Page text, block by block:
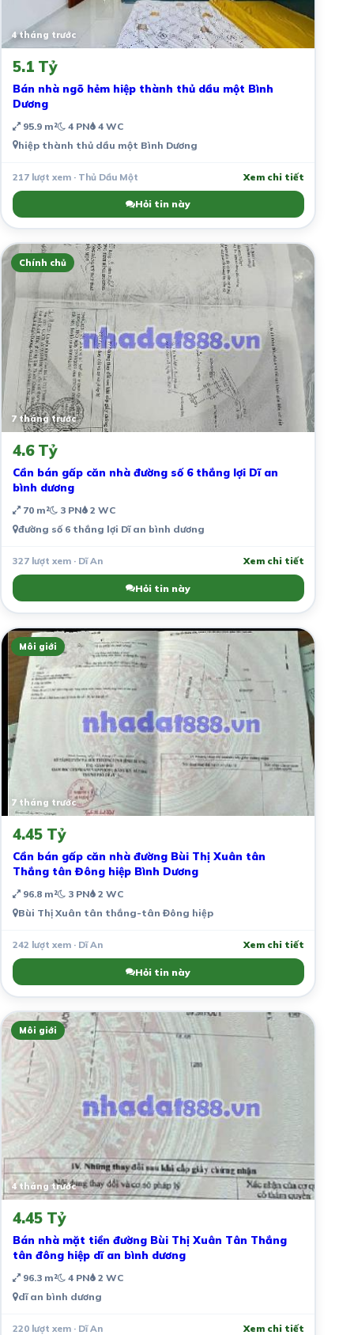
4 tháng trước
5.1 Tỷ
Bán nhà ngõ hẻm hiệp thành thủ dầu một Bình
Dương
95.9 m² 4 PN 4 WC
hiệp thành thủ dầu một Bình Dương
217 lượt xem · Thủ Dầu Một Xem chi tiết
Hỏi tin này
Chính chủ
7 tháng trước
4.6 Tỷ
Cần bán gấp căn nhà đường số 6 thắng lợi Dĩ an
bình dương
70 m² 3 PN 2 WC
đường số 6 thắng lợi Dĩ an bình dương
327 lượt xem · Dĩ An Xem chi tiết
Hỏi tin này
Môi giới
7 tháng trước
4.45 Tỷ
Cần bán gấp căn nhà đường Bùi Thị Xuân tân
Thắng tân Đông hiệp Bình Dương
96.8 m² 3 PN 2 WC
Bùi Thị Xuân tân thắng-tân Đông hiệp
242 lượt xem · Dĩ An Xem chi tiết
Hỏi tin này
Môi giới
4 tháng trước
4.45 Tỷ
Bán nhà mặt tiền đường Bùi Thị Xuân Tân Thắng
tân đông hiệp dĩ an bình dương
96.3 m² 4 PN 2 WC
dĩ an bình dương
220 lượt xem · Dĩ An Xem chi tiết